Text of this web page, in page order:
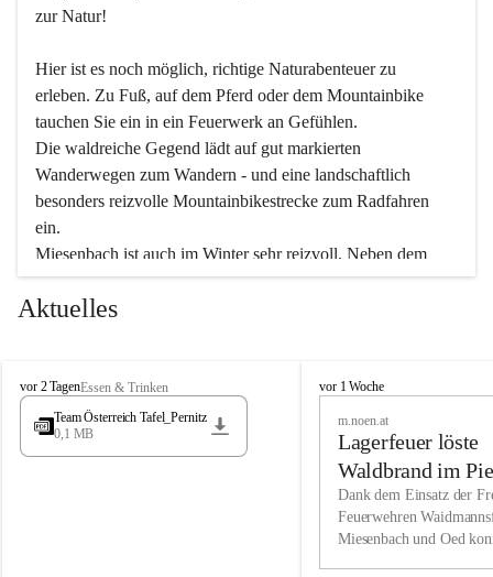
zur Natur!
Hier ist es noch möglich, richtige Naturabenteuer zu
erleben. Zu Fuß, auf dem Pferd oder dem Mountainbike
tauchen Sie ein in ein Feuerwerk an Gefühlen.
Die waldreiche Gegend lädt auf gut markierten
Wanderwegen zum Wandern - und eine landschaftlich
besonders reizvolle Mountainbikestrecke zum Radfahren
ein.
Miesenbach ist auch im Winter sehr reizvoll. Neben dem
Eisstockschießen gibt es auf dem nahe gelegenen Unterberg
wunderschöne Naturschneepisten, die zum Schifahren oder
vielfältige Angebot unserer Kulturvereine.
Überzeugen Sie sich selbst, dass Sie in Miesenbach sowie
in den Beherbergungsbetrieben, Gaststätten und urigen
Wir kennen Miesenbach als lebens- und liebenswerten Ort.
Tradition und Innovation werden ebenso groß geschrieben
Aktuelles
M
i
s
vor 2 TagenEssen & Trinken
Team Österreich Tafel_Pernitz
0,1 MB
M
h
vor 1 Woche
m.noen.at
Lagerfeuer löste
Waldbrand im
aus
Dank dem Einsatz der
Feuerwehren
Miesenbach und Oed